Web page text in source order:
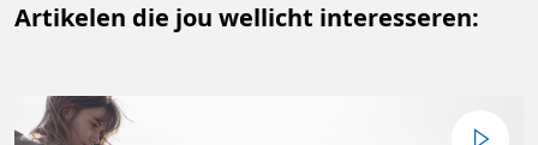
Artikelen die jou wellicht interesseren: